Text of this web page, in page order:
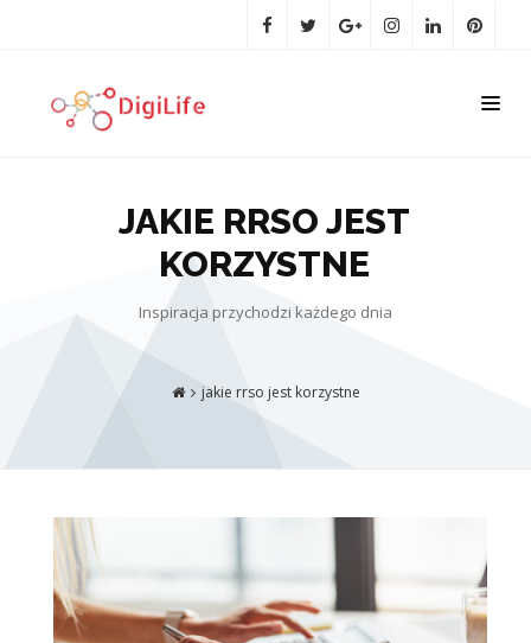
JAKIE RRSO JEST
KORZYSTNE
Inspiracja przychodzi każdego dnia
jakie rrso jest korzystne